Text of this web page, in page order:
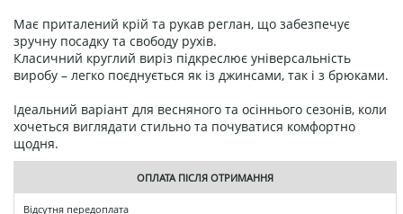
Має приталений крій та рукав реглан, що забезпечує
зручну посадку та свободу рухів.
Класичний круглий виріз підкреслює універсальність
виробу – легко поєднується як із джинсами, так і з брюками.
Ідеальний варіант для весняного та осіннього сезонів, коли
хочеться виглядати стильно та почуватися комфортно
щодня.
ОПЛАТА ПІСЛЯ ОТРИМАННЯ
Відсутня передоплата